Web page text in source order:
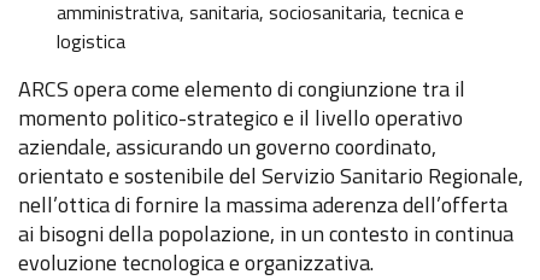
amministrativa, sanitaria, sociosanitaria, tecnica e
logistica
ARCS opera come elemento di congiunzione tra il
momento politico-strategico e il livello operativo
aziendale, assicurando un governo coordinato,
orientato e sostenibile del Servizio Sanitario Regionale,
nell’ottica di fornire la massima aderenza dell’offerta
ai bisogni della popolazione, in un contesto in continua
evoluzione tecnologica e organizzativa.